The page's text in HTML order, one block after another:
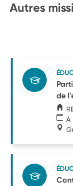
Autres
de
À